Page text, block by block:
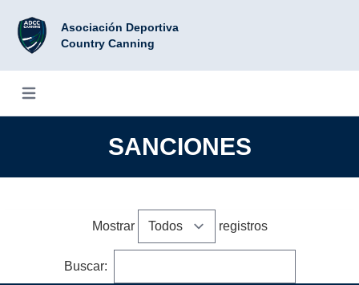
Asociación Deportiva
Country Canning
Abrir menú
SANCIONES
Mostrar registros
Buscar: